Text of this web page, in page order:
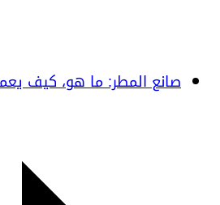
صانع المطر: ما هو، كيف